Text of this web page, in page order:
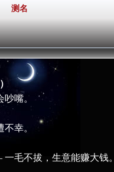
测名
嘴。
幸。
毛不拔，生意能赚大钱。